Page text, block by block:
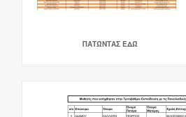
ΠΑΤΏΝΤΑΣ ΕΔΏ